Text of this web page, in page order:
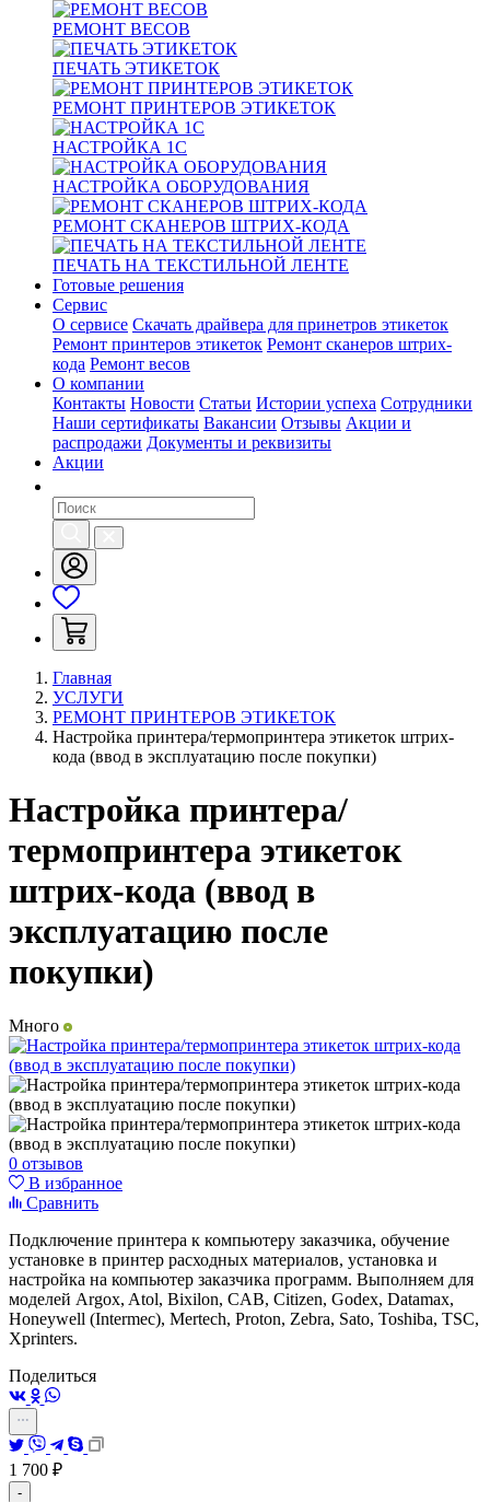
РЕМОНТ ВЕСОВ
ПЕЧАТЬ ЭТИКЕТОК
РЕМОНТ ПРИНТЕРОВ ЭТИКЕТОК
НАСТРОЙКА 1С
НАСТРОЙКА ОБОРУДОВАНИЯ
РЕМОНТ СКАНЕРОВ ШТРИХ-КОДА
ПЕЧАТЬ НА ТЕКСТИЛЬНОЙ ЛЕНТЕ
Готовые решения
Сервис
О сервисе Скачать драйвера для принетров этикеток
Ремонт принтеров этикеток Ремонт сканеров штрих-
кода Ремонт весов
О компании
Контакты Новости Статьи Истории успеха Сотрудники
Наши сертификаты Вакансии Отзывы Акции и
распродажи Документы и реквизиты
Акции
Главная
УСЛУГИ
РЕМОНТ ПРИНТЕРОВ ЭТИКЕТОК
Настройка принтера/термопринтера этикеток штрих-
кода (ввод в эксплуатацию после покупки)
Настройка принтера/
термопринтера этикеток
штрих-кода (ввод в
эксплуатацию после
покупки)
Много
0 отзывов
В избранное
Сравнить
Подключение принтера к компьютеру заказчика, обучение
установке в принтер расходных материалов, установка и
настройка на компьютер заказчика программ. Выполняем для
моделей Argox, Atol, Bixilon, CAB, Citizen, Godex, Datamax,
Honeywell (Intermec), Mertech, Proton, Zebra, Sato, Toshiba, TSC,
Xprinters.
Поделиться
1 700 ₽
-